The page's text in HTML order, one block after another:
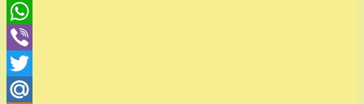
Telegram
WhatsApp
Viber
Twitter